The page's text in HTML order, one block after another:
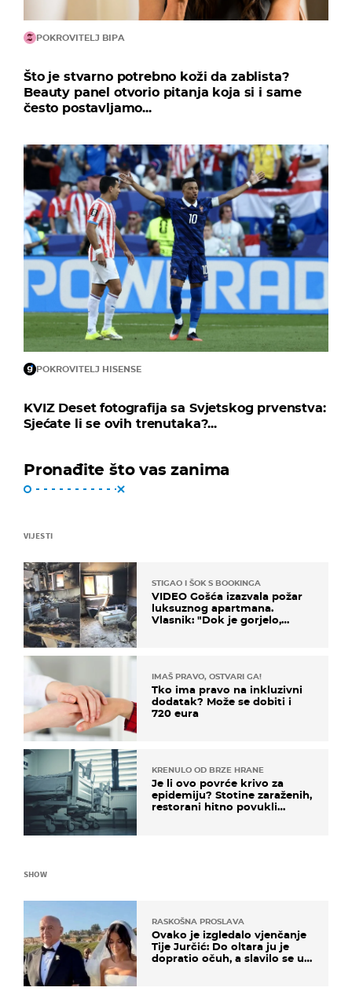
POKROVITELJ BIPA
Što je stvarno potrebno koži da zablista?
Beauty panel otvorio pitanja koja si i same
često postavljamo...
POKROVITELJ HISENSE
KVIZ Deset fotografija sa Svjetskog prvenstva:
Sjećate li se ovih trenutaka?...
Pronađite što vas zanima
VIJESTI
STIGAO I ŠOK S BOOKINGA
VIDEO Gošća izazvala požar
luksuznog apartmana.
Vlasnik: "Dok je gorjelo,
IMAŠ PRAVO, OSTVARI GA!
Tko ima pravo na inkluzivni
dodatak? Može se dobiti i
720 eura
KRENULO OD BRZE HRANE
Je li ovo povrće krivo za
epidemiju? Stotine zaraženih,
restorani hitno povukli
SHOW
RASKOŠNA PROSLAVA
Ovako je izgledalo vjenčanje
Tije Jurčić: Do oltara ju je
dopratio očuh, a slavilo se uz